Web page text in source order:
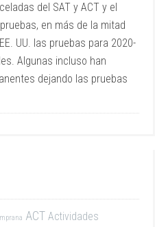
del SAT y ACT y el
en más de la mitad
UU. las pruebas para 2020-
Algunas incluso han
dejando las pruebas
ACT Actividades